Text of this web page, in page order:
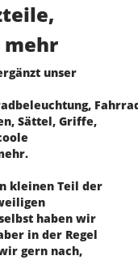
mehr
unser
Sättel, Griffe,
kleinen Teil der
haben wir
in der Regel
gern nach,